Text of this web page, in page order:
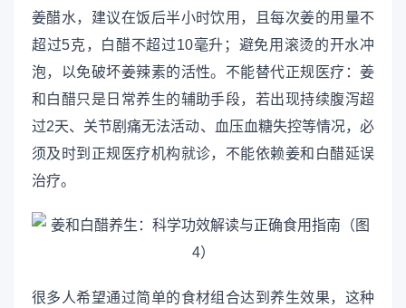
姜醋水，建议在饭后半小时饮用，且每次姜的用量不
超过5克，白醋不超过10毫升；避免用滚烫的开水冲
泡，以免破坏姜辣素的活性。不能替代正规医疗：姜
和白醋只是日常养生的辅助手段，若出现持续腹泻超
过2天、关节剧痛无法活动、血压血糖失控等情况，必
须及时到正规医疗机构就诊，不能依赖姜和白醋延误
治疗。
很多人希望通过简单的食材组合达到养生效果，这种